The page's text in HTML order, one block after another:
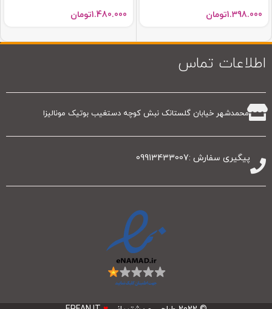
1.398.000تومان 1.480.000تومان
اطلاعات تماس
محمدشهر خیابان گلستانک نبش کوچه دستغیب بوتیک مونالیزا
پیگیری سفارش :09913433007